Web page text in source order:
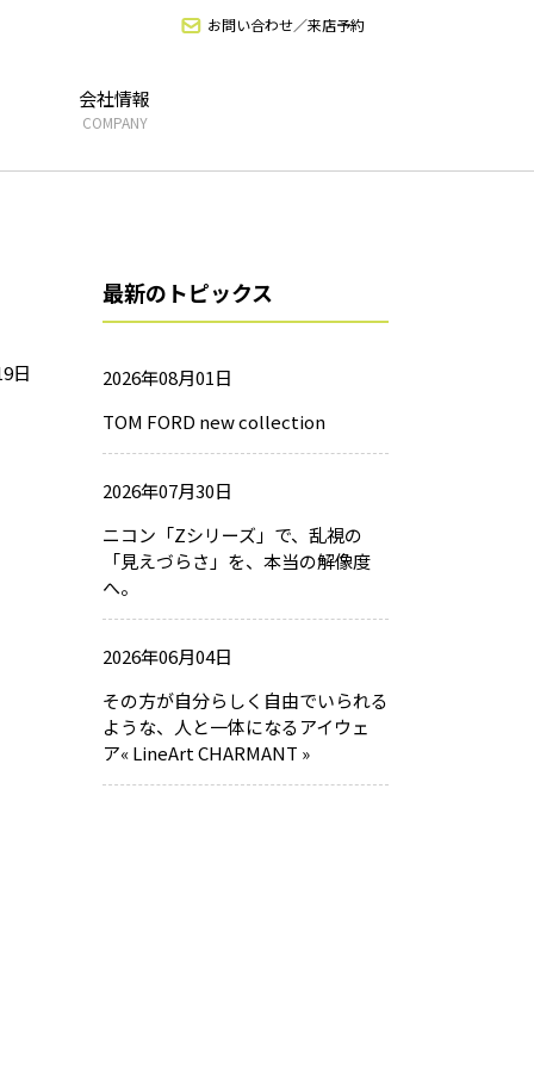
お問い合わせ／来店予約
会社情報
COMPANY
日
最新のトピックス
2026年08月01日
TOM FORD new collection
2026年07月30日
ニコン「Zシリーズ」で、乱視の
「見えづらさ」を、本当の解像度
へ。
2026年06月04日
その方が自分らしく自由でいられる
ような、人と一体になるアイウェ
ア« LineArt CHARMANT »